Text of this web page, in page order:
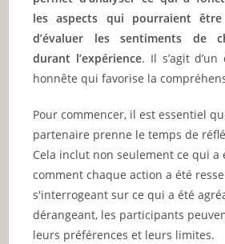
les aspects qui pourraient
d’évaluer les sentiments de
durant l’expérience. Il s’agit
honnête qui favorise la
Pour commencer, il est essentiel
partenaire prenne le temps de
Cela inclut non seulement ce qui a
comment chaque action a été
s'interrogeant sur ce qui a été
dérangeant, les participants
leurs préférences et leurs limites.